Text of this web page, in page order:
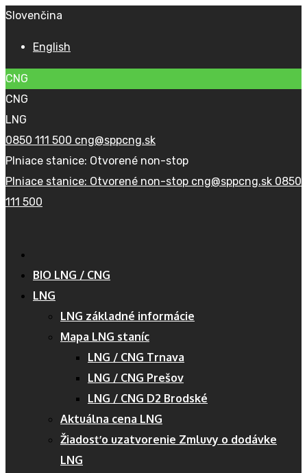
Slovenčina
English
CNG
CNG
LNG
0850 111 500 cng@sppcng.sk
Plniace stanice: Otvorené non-stop
Plniace stanice: Otvorené non-stop cng@sppcng.sk 0850
111 500
BIO LNG / CNG
LNG
LNG základné informácie
Mapa LNG staníc
LNG / CNG Trnava
LNG / CNG Prešov
LNG / CNG D2 Brodské
Aktuálna cena LNG
Žiadosť o uzatvorenie Zmluvy o dodávke
LNG